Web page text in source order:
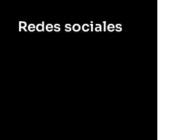
Redes sociales